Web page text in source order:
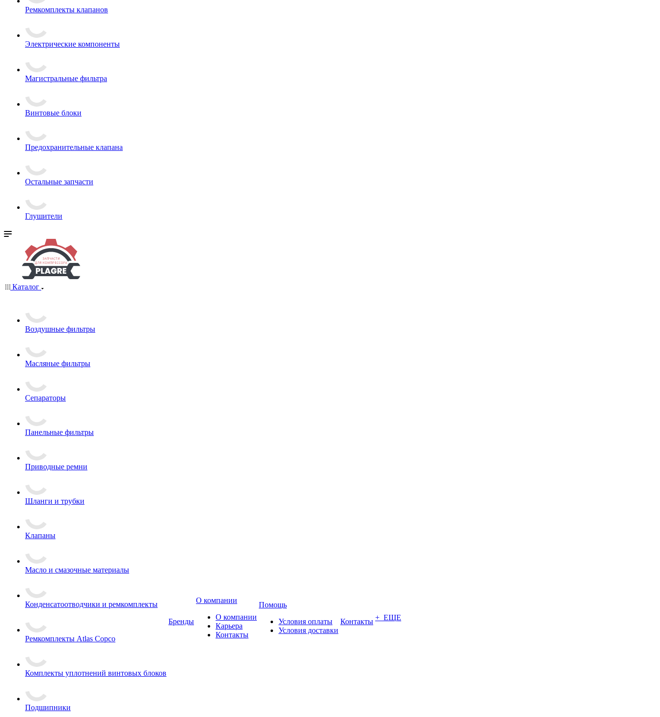
Ремкомплекты клапанов
Электрические компоненты
Магистральные фильтра
Винтовые блоки
Предохранительные клапана
Остальные запчасти
Глушители
Каталог
Воздушные фильтры
Масляные фильтры
Сепараторы
Панельные фильтры
Приводные ремни
Шланги и трубки
Клапаны
Масло и смазочные материалы
Конденсатоотводчики и ремкомплекты
Ремкомплекты Atlas Copco
Комплекты уплотнений винтовых блоков
Подшипники
Бренды
О компании
О компании
Карьера
Контакты
Помощь
Условия оплаты
Условия доставки
Контакты + ЕЩЕ